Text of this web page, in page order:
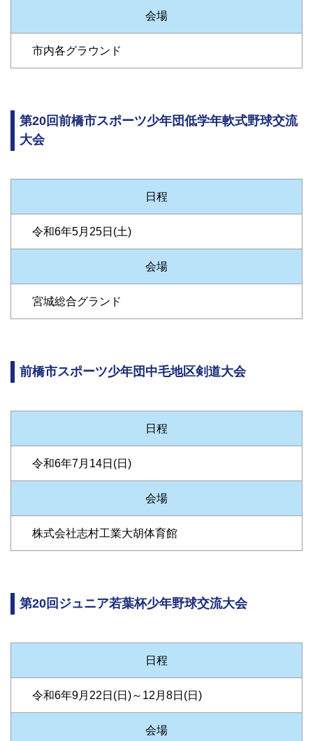
会場
市内各グラウンド
第20回前橋市スポーツ少年団低学年軟式野球交流
大会
日程
令和6年5月25日(土)
会場
宮城総合グランド
前橋市スポーツ少年団中毛地区剣道大会
日程
令和6年7月14日(日)
会場
株式会社志村工業大胡体育館
第20回ジュニア若葉杯少年野球交流大会
日程
令和6年9月22日(日)～12月8日(日)
会場